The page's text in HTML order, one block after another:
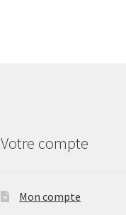
Votre compte
Mon compte